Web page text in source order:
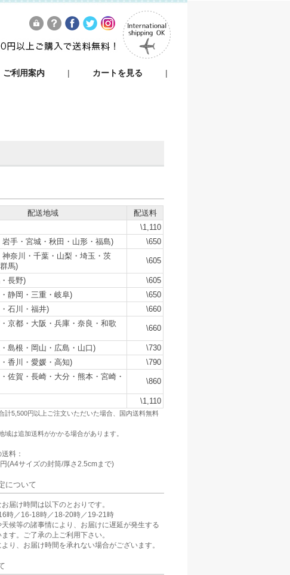
ご利用案内 カートを見る
配送地域
配送料
\1,110
岩手・宮城・秋田・山形・福島)
\650
神奈川・千葉・山梨・埼玉・茨
馬)
\605
長野)
\605
静岡・三重・岐阜)
\650
石川・福井)
\660
京都・大阪・兵庫・奈良・和歌
\660
島根・岡山・広島・山口)
\730
香川・愛媛・高知)
\790
佐賀・長崎・大分・熊本・宮崎・
\860
\1,110
計5,500円以上ご注文いただいた場合、国内送料無料
域は追加送料がかかる場合があります。
料：
(A4サイズの封筒/厚さ2.5cmまで)
について
届け時間は以下のとおりです。
時／16-18時／18-20時／19-21時
候等の諸事情により、お届けに遅延が発生する
す。ご了承の上ご利用下さい。
り、お届け時間を承れない場合がございます。